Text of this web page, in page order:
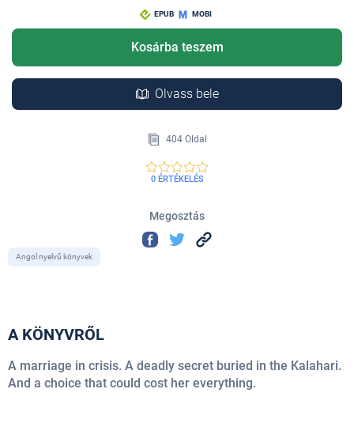
EPUB MOBI
Kosárba teszem
Olvass bele
404 Oldal
0 ÉRTÉKELÉS
Megosztás
Angol nyelvű könyvek
A KÖNYVRŐL
A marriage in crisis. A deadly secret buried in the Kalahari.
And a choice that could cost her everything.